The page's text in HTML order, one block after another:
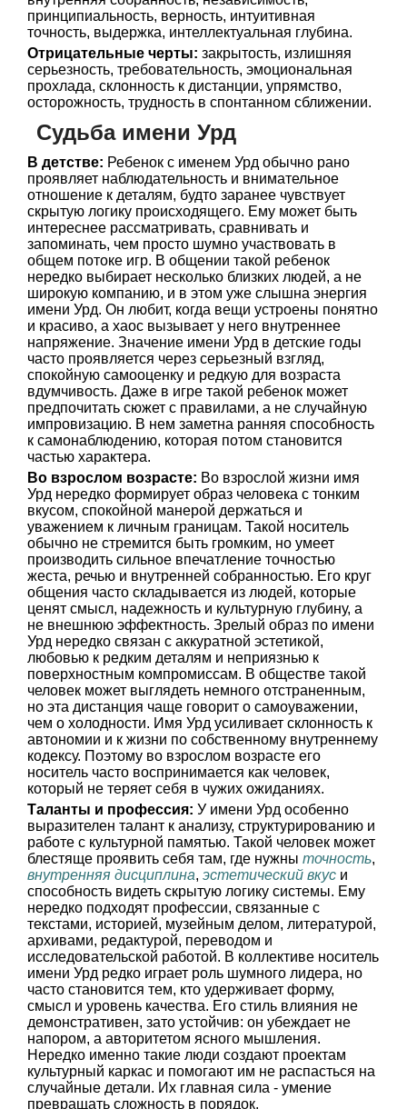
принципиальность, верность, интуитивная
точность, выдержка, интеллектуальная глубина.
Отрицательные черты: закрытость, излишняя
серьезность, требовательность, эмоциональная
прохлада, склонность к дистанции, упрямство,
осторожность, трудность в спонтанном сближении.
Судьба имени Урд
В детстве: Ребенок с именем Урд обычно рано
проявляет наблюдательность и внимательное
отношение к деталям, будто заранее чувствует
скрытую логику происходящего. Ему может быть
интереснее рассматривать, сравнивать и
запоминать, чем просто шумно участвовать в
общем потоке игр. В общении такой ребенок
нередко выбирает несколько близких людей, а не
широкую компанию, и в этом уже слышна энергия
имени Урд. Он любит, когда вещи устроены понятно
и красиво, а хаос вызывает у него внутреннее
напряжение. Значение имени Урд в детские годы
часто проявляется через серьезный взгляд,
спокойную самооценку и редкую для возраста
вдумчивость. Даже в игре такой ребенок может
предпочитать сюжет с правилами, а не случайную
импровизацию. В нем заметна ранняя способность
к самонаблюдению, которая потом становится
частью характера.
Во взрослом возрасте: Во взрослой жизни имя
Урд нередко формирует образ человека с тонким
вкусом, спокойной манерой держаться и
уважением к личным границам. Такой носитель
обычно не стремится быть громким, но умеет
производить сильное впечатление точностью
жеста, речью и внутренней собранностью. Его круг
общения часто складывается из людей, которые
ценят смысл, надежность и культурную глубину, а
не внешнюю эффектность. Зрелый образ по имени
Урд нередко связан с аккуратной эстетикой,
любовью к редким деталям и неприязнью к
поверхностным компромиссам. В обществе такой
человек может выглядеть немного отстраненным,
но эта дистанция чаще говорит о самоуважении,
чем о холодности. Имя Урд усиливает склонность к
автономии и к жизни по собственному внутреннему
кодексу. Поэтому во взрослом возрасте его
носитель часто воспринимается как человек,
который не теряет себя в чужих ожиданиях.
Таланты и профессия: У имени Урд особенно
выразителен талант к анализу, структурированию и
работе с культурной памятью. Такой человек может
блестяще проявить себя там, где нужны точность,
внутренняя дисциплина, эстетический вкус и
способность видеть скрытую логику системы. Ему
нередко подходят профессии, связанные с
текстами, историей, музейным делом, литературой,
архивами, редактурой, переводом и
исследовательской работой. В коллективе носитель
имени Урд редко играет роль шумного лидера, но
часто становится тем, кто удерживает форму,
смысл и уровень качества. Его стиль влияния не
демонстративен, зато устойчив: он убеждает не
напором, а авторитетом ясного мышления.
Нередко именно такие люди создают проектам
культурный каркас и помогают им не распасться на
случайные детали. Их главная сила - умение
превращать сложность в порядок.